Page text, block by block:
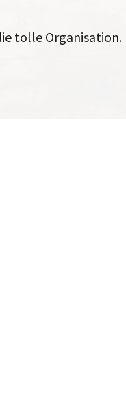
tolle Organisation.